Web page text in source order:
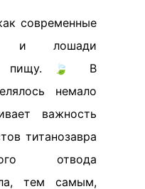
современные
и лошади
пищу. 🍃 В
немало
важность
титанозавра
отвода
тем самым,